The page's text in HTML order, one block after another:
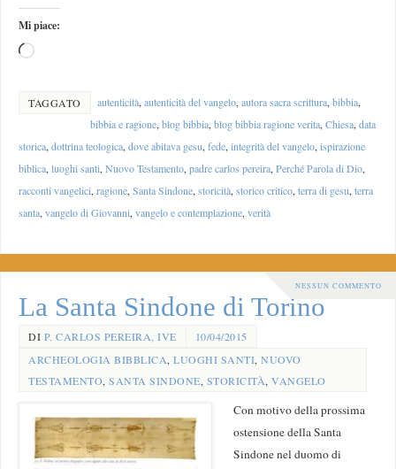
Mi piace:
TAGGATO autenticità,autenticità del vangelo,autora sacra scrittura,bibbia,
bibbia e ragione,blog bibbia,blog bibbia ragione verita,Chiesa,data
storica,dottrina teologica,dove abitava gesu,fede,integrità del vangelo,ispirazione
biblica,luoghi santi,Nuovo Testamento,padre carlos pereira,Perché Parola di Dio,
racconti vangelici,ragione,Santa Sindone,storicità,storico critico,terra di gesu,terra
santa,vangelo di Giovanni,vangelo e contemplazione,verità
NESSUN COMMENTO
La Santa Sindone di Torino
DI P. CARLOS PEREIRA, IVE
10/04/2015
ARCHEOLOGIA BIBBLICA,LUOGHI SANTI,NUOVO
TESTAMENTO,SANTA SINDONE, STORICITÀ,VANGELO
Con motivo della prossima
ostensione della Santa
Sindone nel duomo di